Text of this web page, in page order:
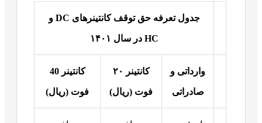
جدول تعرفه حق توقف کانتینرهای DC و
HC در سال ۱۴۰۱
وارداتی و
صادراتی
کانتینر ۲۰
فوت (ریال)
کانتینر40
فوت (ریال)